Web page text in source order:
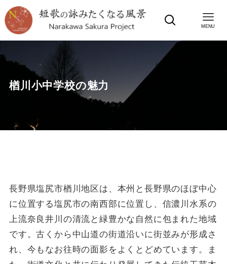
MENU
楢川小中学校の魅力
長野県塩尻市楢川地区は、本州と長野県のほぼ中心
に位置する塩尻市の南西部に位置し、信濃川水系の
上流奈良井川の清流と緑豊かな自然に包まれた地域
です。古くから中山道の街道沿いに街並みが形成さ
れ、今もなお往時の面影をよくとどめています。ま